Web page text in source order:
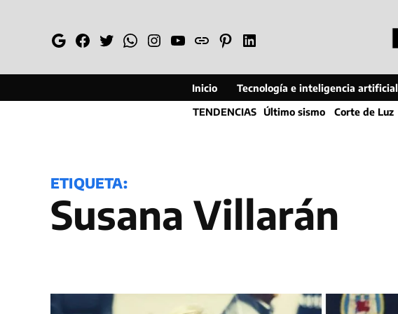
GoogleFacebook
TwitterWhatsapp
Instagram
YouTube
WebPinterestLinkedin
Inicio Tecnología e inteligencia artificial
TENDENCIAS Último sismo Corte de Luz
ETIQUETA:
Susana Villarán